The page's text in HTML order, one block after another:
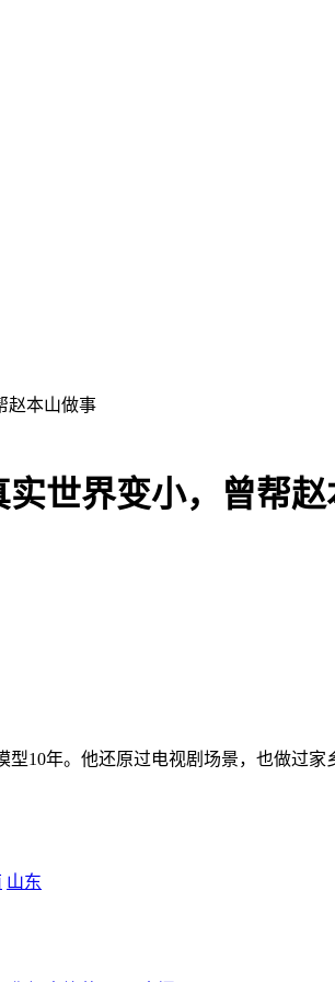
世界变小，曾帮
型10年。他还原过电视剧场景，也做过
山东